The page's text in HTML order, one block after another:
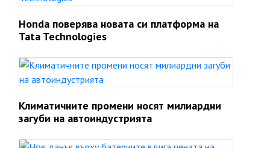
Honda поверява новата си платформа на
Tata Technologies
Климатичните промени носят милиардни
загуби на автоиндустрията